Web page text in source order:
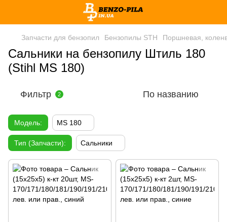
Запчасти для бензопил Бензопилы STH Поршневая,
Сальники на бензопилу Штиль 180
(Stihl MS 180)
Фильтр 2 По названию
Модель: MS 180
Тип (Запчасти): Сальники